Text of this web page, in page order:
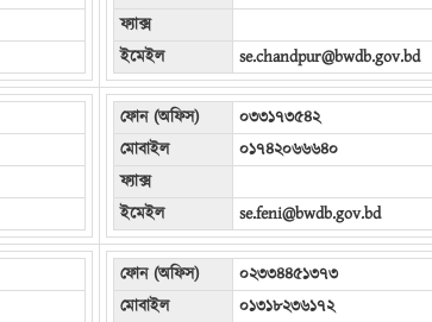
ফ্যাক্স
ইমেইল
se.chandpur@bwdb.gov.bd
ফোন (অফিস)
০৩৩১৭৩৫৪২
মোবাইল
০১৭৪২০৬৬৬৪০
ফ্যাক্স
ইমেইল
se.feni@bwdb.gov.bd
ফোন (অফিস)
০২৩৩৪৪৫১৩৭৩
মোবাইল
০১৩১৮২৩৬১৭২